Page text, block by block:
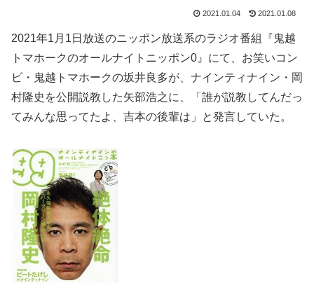
2021.01.04 2021.01.08
2021年1月1日放送のニッポン放送系のラジオ番組『鬼越
トマホークのオールナイトニッポン0』にて、お笑いコン
ビ・鬼越トマホークの坂井良多が、ナインティナイン・岡
村隆史を公開説教した矢部浩之に、「誰が説教してんだっ
てみんな思ってたよ、吉本の後輩は」と発言していた。